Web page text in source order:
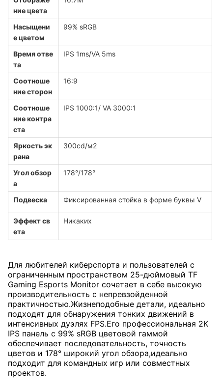
ние цвета
Насыщени
е цветом
99% sRGB
Время отве
та
IPS 1ms/VA 5ms
Соотноше
ние сторон
16:9
Соотноше
ние контра
ста
IPS 1000:1/ VA 3000:1
Яркость эк
рана
300cd/м2
Угол обзор
а
178°/178°
Подвеска Фиксированная стойка в форме буквы V
Эффект св
ета
Никаких
Для любителей киберспорта и пользователей с
ограниченным пространством 25-дюймовый TF
Gaming Esports Monitor сочетает в себе высокую
производительность с непревзойденной
практичностью.Жизнеподобные детали, идеально
подходят для обнаружения тонких движений в
интенсивных дуэлях FPS.Его профессиональная 2K
IPS панель с 99% sRGB цветовой гаммой
обеспечивает последовательность, точность
цветов и 178° широкий угол обзора,идеально
подходит для командных игр или совместных
проектов.